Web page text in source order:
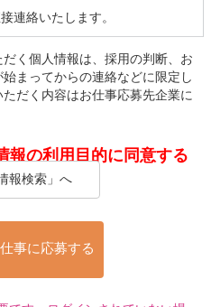
連絡いたします。
く個人情報は、採用の判断、お
まってからの連絡などに限定し
だく内容はお仕事応募先企業に
報の利用目的に同意する
報検索」へ
事に応募する